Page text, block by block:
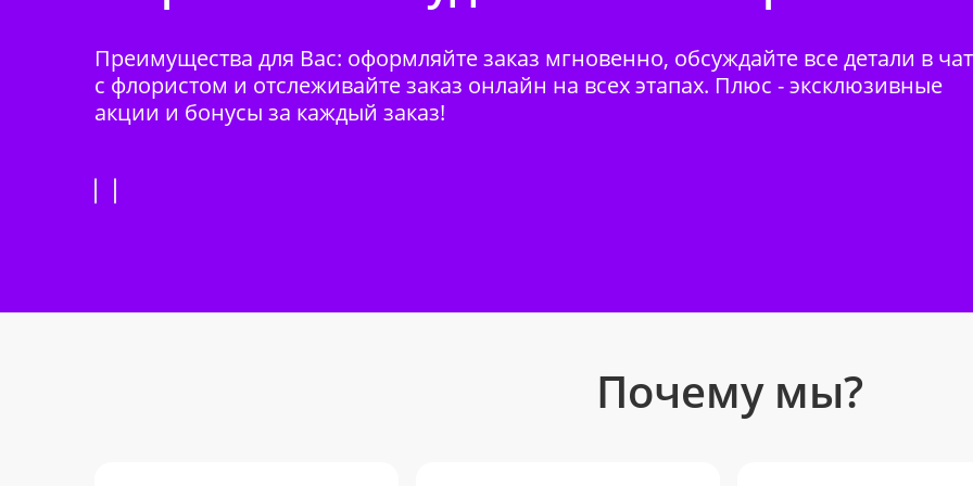
Преимущества для Вас: оформляйте заказ мгновенно, обсуждайте все детали в
с флористом и отслеживайте заказ онлайн на всех этапах. Плюс - эксклюзивные
акции и бонусы за каждый заказ!
Почему мы?